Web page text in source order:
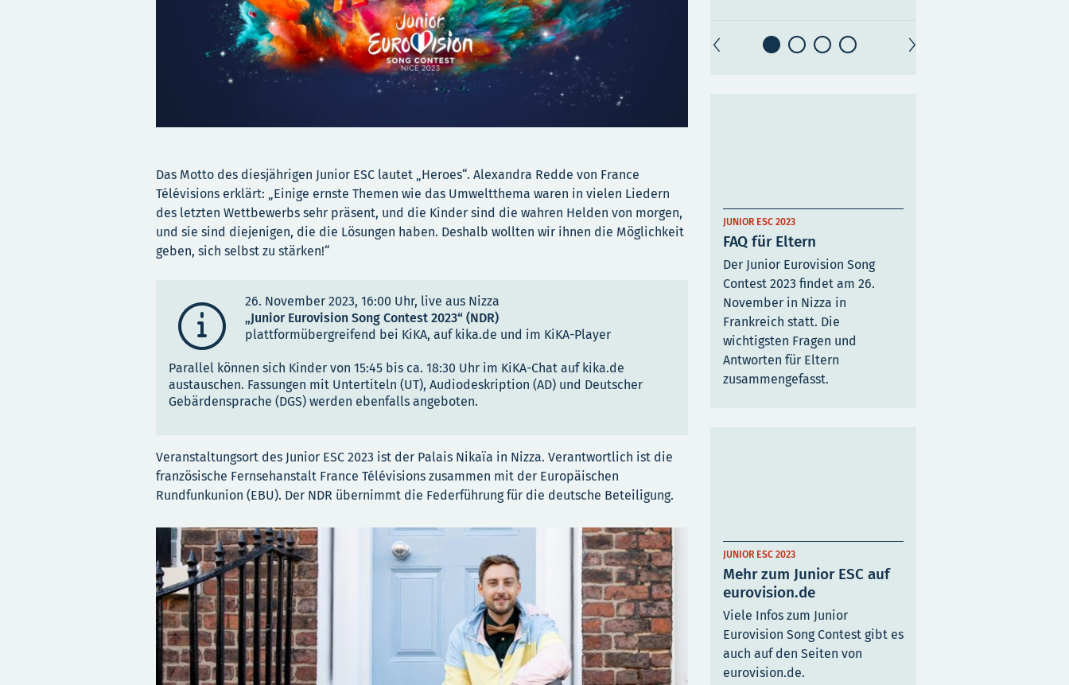
Das Motto des diesjährigen Junior ESC lautet „Heroes“. Alexandra Redde von France
Télévisions erklärt: „Einige ernste Themen wie das Umweltthema waren in vielen Liedern
des letzten Wettbewerbs sehr präsent, und die Kinder sind die wahren Helden von morgen,
und sie sind diejenigen, die die Lösungen haben. Deshalb wollten wir ihnen die Möglichkeit
geben, sich selbst zu stärken!“

26. November 2023, 16:00 Uhr, live aus Nizza
„Junior Eurovision Song Contest 2023“ (NDR)
plattformübergreifend bei KiKA, auf kika.de und im KiKA-Player
Parallel können sich Kinder von 15:45 bis ca. 18:30 Uhr im KiKA-Chat auf kika.de
austauschen. Fassungen mit Untertiteln (UT), Audiodeskription (AD) und Deutscher
Gebärdensprache (DGS) werden ebenfalls angeboten.
Veranstaltungsort des Junior ESC 2023 ist der Palais Nikaïa in Nizza. Verantwortlich ist die
französische Fernsehanstalt France Télévisions zusammen mit der Europäischen
Rundfunkunion (EBU). Der NDR übernimmt die Federführung für die deutsche Beteiligung.
JUNIOR ESC 2023
FAQ für Eltern
Der Junior Eurovision Song
Contest 2023 findet am 26.
November in Nizza in
Frankreich statt. Die
wichtigsten Fragen und
Antworten für Eltern
zusammengefasst.
JUNIOR ESC 2023
Mehr zum Junior ESC auf
eurovision.de
Viele Infos zum Junior
Eurovision Song Contest gibt es
auch auf den Seiten von
eurovision.de.